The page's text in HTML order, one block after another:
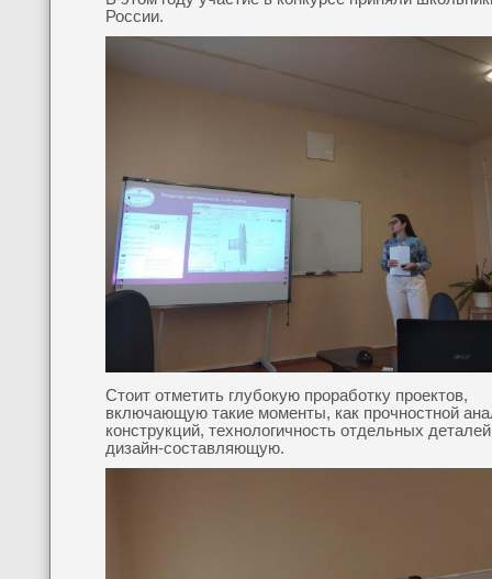
России.
Стоит отметить глубокую проработку проектов,
включающую такие моменты, как прочностной
конструкций, технологичность отдельных
дизайн-составляющую.